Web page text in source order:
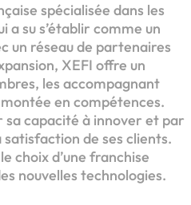
spécialisée dans les
a su s’établir comme un
un réseau de partenaires
XEFI offre un
les accompagnant
en compétences.
sa capacité à innover et par
de ses clients.
choix d’une franchise
nouvelles technologies.